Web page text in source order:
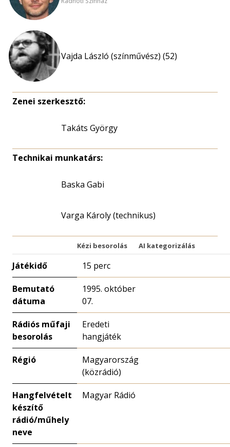
Vajda László (színművész) (52)
Zenei szerkesztő:
Takáts György
Technikai munkatárs:
Baska Gabi
Varga Károly (technikus)
Kézi besorolás AI kategorizálás
Játékidő 15 perc
Bemutató
dátuma
1995. október
07.
Rádiós műfaji
besorolás
Eredeti
hangjáték
Régió
Magyarország
(közrádió)
Hangfelvételt
készítő
rádió/műhely
neve
Magyar Rádió